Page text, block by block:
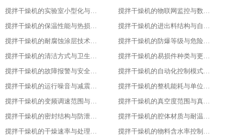
搅拌干燥机的实验室小型化与参数复刻性
搅拌干燥机的物联网监控与数据追溯能力
搅拌干燥机的保温性能与热损失率
搅拌干燥机的进出料结构与自动化适配
搅拌干燥机的耐腐蚀涂层技术与应用场景
搅拌干燥机的防爆等级与危险环境适配性
搅拌干燥机的清洁方式与卫生残留标准
搅拌干燥机的易损件种类与更换周期
搅拌干燥机的故障报警与安全保护功能
搅拌干燥机的自动化控制模式分类
搅拌干燥机的运行噪音与减震措施
搅拌干燥机的整机能耗与单位能耗标准
搅拌干燥机的变频调速范围与控制精度
搅拌干燥机的真空度范围与真空干燥效果
搅拌干燥机的密封结构与防泄漏等级
搅拌干燥机的腔体材质与耐温耐腐蚀性能
搅拌干燥机的干燥速率与处理量参数
搅拌干燥机的物料含水率控制范围